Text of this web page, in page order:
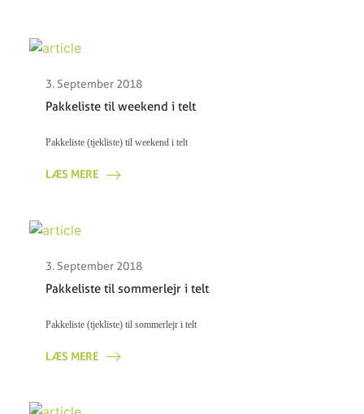
3. September 2018
Pakkeliste til weekend i telt
Pakkeliste (tjekliste) til weekend i telt
LÆS MERE
3. September 2018
Pakkeliste til sommerlejr i telt
Pakkeliste (tjekliste) til sommerlejr i telt
LÆS MERE